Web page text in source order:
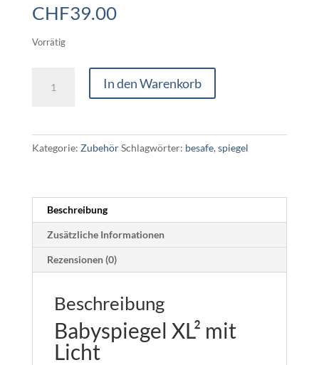
CHF39.00
Vorrätig
In den Warenkorb
Kategorie: ZubehörSchlagwörter: besafe, spiegel
Beschreibung
Zusätzliche Informationen
Rezensionen (0)
Beschreibung
Babyspiegel XL² mit
Licht